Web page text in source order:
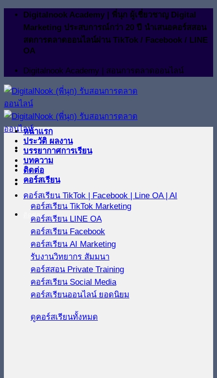
ข้าม
เนื้อหา
Digitalnook Academy | พี่นุก ผู้เชี่ยวชาญ Digital
Marketing ประสบการณ์กว่า 20 ปี นำเสนอคอร์สสอน
สดการตลาดออนไลน์ผ่าน TikTok / Facebook / LINE
OA
Digitalnook Academy | สอนการตลาดออนไลน์
คอร์สเรียน TikTok | Facebook | Line OA | AI
หน้าแรก
ประวัติ ผลงาน
บรรยากาศการเรียน
บทความ
ติดต่อ
คอร์สเรียน
คอร์สเรียน TikTok Marketing
คอร์สเรียน LINE OA
คอร์สเรียน Facebook
คอร์สเรียน AI Marketing
รับงานวิทยากร สัมมนา
คอร์สสอน Private Training
คอร์สเรียน Social Media
คอร์สเรียนออนไลน์
ดูคอร์สเรียนทั้งหมด